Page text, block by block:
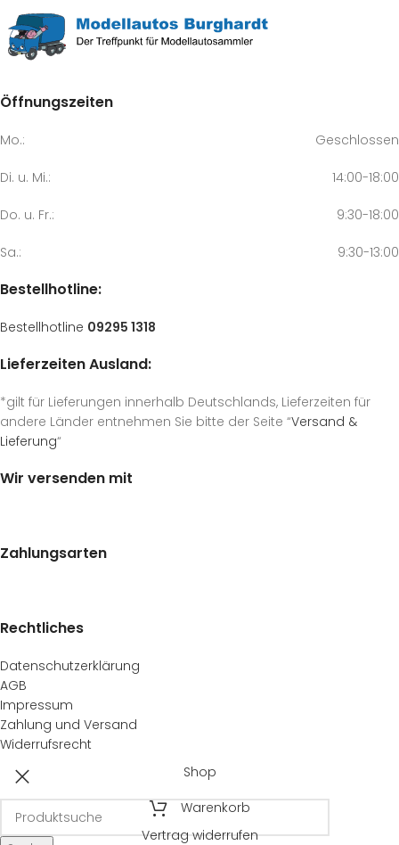
Öffnungszeiten
Mo.: Geschlossen
Di. u. Mi.: 14:00-18:00
Do. u. Fr.: 9:30-18:00
Sa.: 9:30-13:00
Bestellhotline:
Bestellhotline 09295 1318
Lieferzeiten Ausland:
*gilt für Lieferungen innerhalb Deutschlands, Lieferzeiten für
andere Länder entnehmen Sie bitte der Seite “Versand &
Lieferung“
Wir versenden mit
Zahlungsarten
Rechtliches
Datenschutzerklärung
AGB
Impressum
Zahlung und Versand
Widerrufsrecht
Shop
Warenkorb
Vertrag widerrufen